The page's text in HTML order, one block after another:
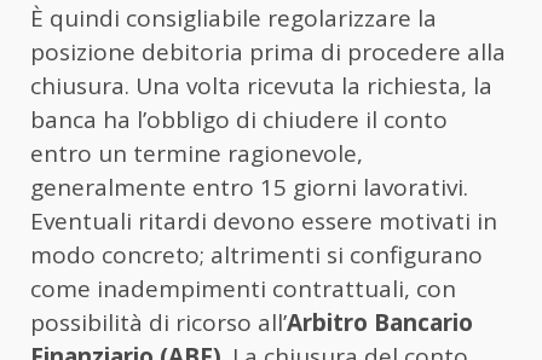
È quindi consigliabile regolarizzare la
posizione debitoria prima di procedere alla
chiusura. Una volta ricevuta la richiesta, la
banca ha l’obbligo di chiudere il conto
entro un termine ragionevole,
generalmente entro 15 giorni lavorativi.
Eventuali ritardi devono essere motivati in
modo concreto; altrimenti si configurano
come inadempimenti contrattuali, con
possibilità di ricorso all’Arbitro Bancario